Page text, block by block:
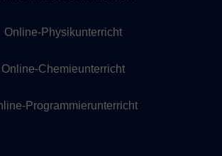
Online-Physikunterricht
Online-Chemieunterricht
Programmierunterricht